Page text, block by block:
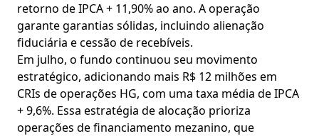
retorno de IPCA + 11,90% ao ano. A operação
garante garantias sólidas, incluindo alienação
fiduciária e cessão de recebíveis.
Em julho, o fundo continuou seu movimento
estratégico, adicionando mais R$ 12 milhões em
CRIs de operações HG, com uma taxa média de IPCA
+ 9,6%. Essa estratégia de alocação prioriza
operações de financiamento mezanino, que